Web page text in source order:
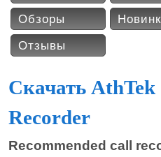
Обзоры
Отзывы
Скачать AthTek
Recorder
Recommended call